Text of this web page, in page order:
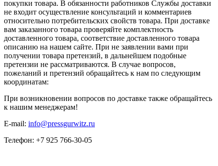
покупки товара. В обязанности работников Службы доставки
не входит осуществление консультаций и комментариев
относительно потребительских свойств товара. При доставке
вам заказанного товара проверяйте комплектность
доставленного товара, соответствие доставленного товара
описанию на нашем сайте. При не заявлении вами при
получении товара претензий, в дальнейшем подобные
претензии не рассматриваются. В случае вопросов,
пожеланий и претензий обращайтесь к нам по следующим
координатам:
При возникновении вопросов по доставке также обращайтесь
к нашим менеджерам!
E-mail: info@pressgurwitz.ru
Телефон: +7 925 766-30-05